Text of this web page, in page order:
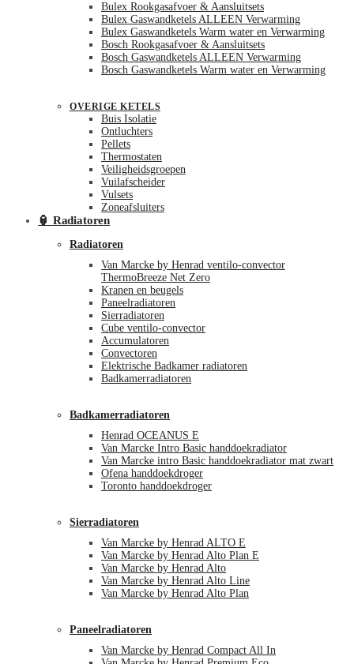
Bulex Rookgasafvoer & Aansluitsets
Bulex Gaswandketels ALLEEN Verwarming
Bulex Gaswandketels Warm water en Verwarming
Bosch Rookgasafvoer & Aansluitsets
Bosch Gaswandketels ALLEEN Verwarming
Bosch Gaswandketels Warm water en Verwarming
OVERIGE KETELS
Buis Isolatie
Ontluchters
Pellets
Thermostaten
Veiligheidsgroepen
Vuilafscheider
Vulsets
Zoneafsluiters
🏮 Radiatoren
Radiatoren
Van Marcke by Henrad ventilo-convector
ThermoBreeze Net Zero
Kranen en beugels
Paneelradiatoren
Sierradiatoren
Cube ventilo-convector
Accumulatoren
Convectoren
Elektrische Badkamer radiatoren
Badkamerradiatoren
Badkamerradiatoren
Henrad OCEANUS E
Van Marcke Intro Basic handdoekradiator
Van Marcke intro Basic handdoekradiator mat zwart
Ofena handdoekdroger
Toronto handdoekdroger
Sierradiatoren
Van Marcke by Henrad ALTO E
Van Marcke by Henrad Alto Plan E
Van Marcke by Henrad Alto
Van Marcke by Henrad Alto Line
Van Marcke by Henrad Alto Plan
Paneelradiatoren
Van Marcke by Henrad Compact All In